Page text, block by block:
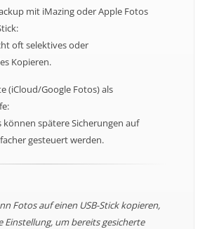
mit iMazing oder Apple Fotos
oft selektives oder
Kopieren.
(iCloud/Google Fotos) als
können spätere Sicherungen auf
gesteuert werden.
Fotos auf einen USB-Stick kopieren,
Einstellung, um bereits gesicherte